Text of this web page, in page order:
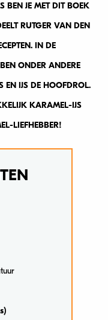
BEN JE MET DIT BOEK
RUTGER VAN DEN
IN DE
ONDER ANDERE
EN IJS DE HOOFDROL.
KARAMEL-IJS
LIEFHEBBER!